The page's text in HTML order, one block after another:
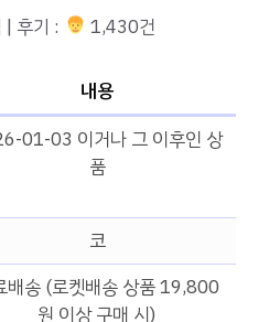
후기 : 1,430건
내용
01-03 이거나 그 이후인 상
품
코
배송 (로켓배송 상품 19,800
원 이상 구매 시)